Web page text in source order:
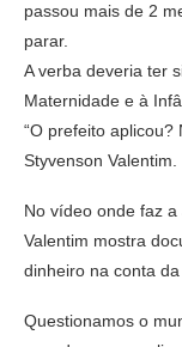
passou mais de 2
parar.
A verba deveria ter
Maternidade e à
“O prefeito aplicou?
Styvenson Valentim.
No vídeo onde faz
Valentim mostra
dinheiro na conta
Questionamos o